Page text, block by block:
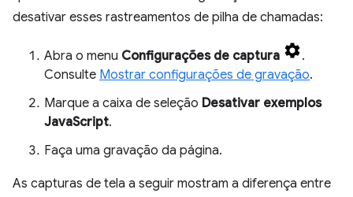
desativar esses rastreamentos de pilha de chamadas:
Abra o menu Configurações de captura
.
Consulte Mostrar configurações de gravação.
Marque a caixa de seleção Desativar exemplos
JavaScript.
Faça uma gravação da página.
As capturas de tela a seguir mostram a diferença entre